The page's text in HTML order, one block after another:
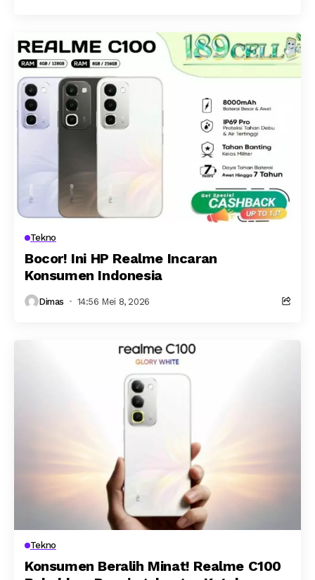
Tekno
Bocor! Ini HP Realme Incaran
Konsumen Indonesia
Dimas 14:56 Mei 8, 2026
Tekno
Konsumen Beralih Minat! Realme C100